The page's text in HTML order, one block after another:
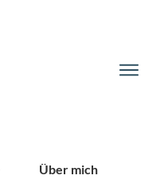
Über mich